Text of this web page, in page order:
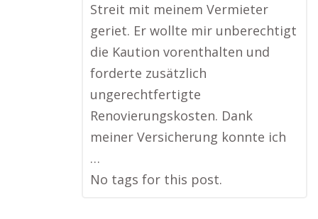
Streit mit meinem Vermieter
geriet. Er wollte mir unberechtigt
die Kaution vorenthalten und
forderte zusätzlich
ungerechtfertigte
Renovierungskosten. Dank
meiner Versicherung konnte ich
…
No tags for this post.